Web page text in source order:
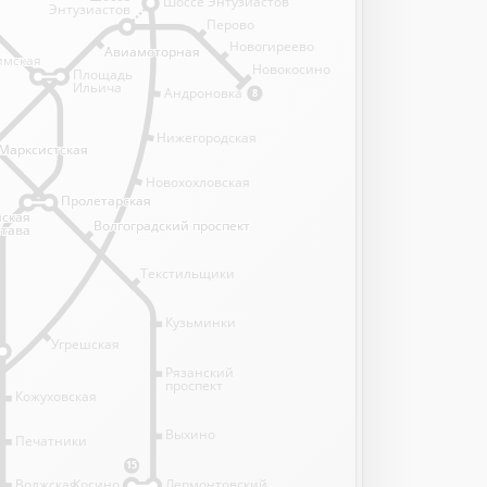
8
15
Андроновка
Нижегородская
Новохохловская
Угрешская
Текстильщики
Кузьминки
Рязанский
проспект
Выхино
Лермонтовский
Кожуховская
Печатники
Волжская
Перово
Новогиреево
Новокосино
Площадь
Ильича
Пролетарская
Пролетарская
Волгоградский проспект
Волгоградский проспект
Авиамоторная
Авиамоторная
Энтузиастов
Косино